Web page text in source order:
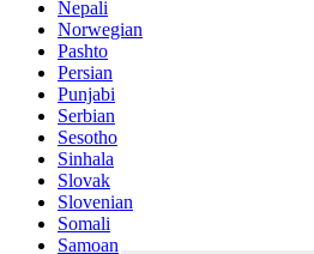
Nepali
Norwegian
Pashto
Persian
Punjabi
Serbian
Sesotho
Sinhala
Slovak
Slovenian
Somali
Samoan